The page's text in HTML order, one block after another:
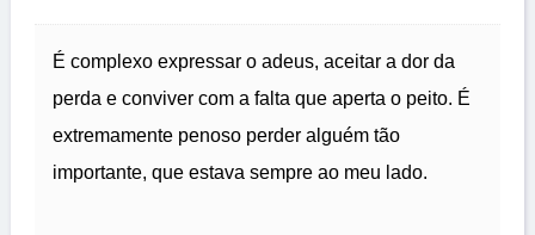
É complexo expressar o adeus, aceitar a dor da
perda e conviver com a falta que aperta o peito. É
extremamente penoso perder alguém tão
importante, que estava sempre ao meu lado.